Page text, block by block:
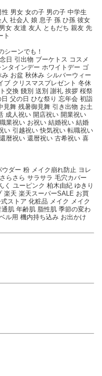
男女 女の子 男の子 中学生
社会人 娘 息子 孫 ひ孫 彼女
女 友達 友人 ともだち 親友 先
ト
シーンでも！
日 引出物 ブーケトス コスメ
タインデー ホワイトデー ゴ
お盆 秋休み シルバーウィー
ブ クリスマスプレゼント 冬休
交換 餞別 送別 謝礼 挨拶 桜祭
父の日 ひな祭り 忘年会 初詣
見舞 残暑御見舞 引き出物 お土
成人祝い 開店祝い 開業祝い
業祝い お祝い 結婚祝い 結婚
い 引越祝い 快気祝い 転職祝い
暦祝い 還暦祝い 古希祝い 喜
ダー 粉 メイク崩れ防止 ヨレ
らさら サラサラ 毛穴カバー
く ユーピンク 柏木由紀 ゆきり
楽天 楽天スーパーSALE お買
ストア 化粧品 メイク メイク
肌 年齢肌 脂性肌 季節の変わ
ル用 機内持ち込み お出かけ